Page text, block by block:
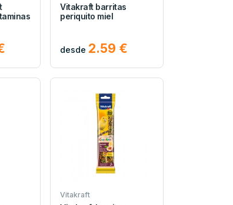
Vitakraft barritas
periquito miel
desde 2.59 €
Vitakraft